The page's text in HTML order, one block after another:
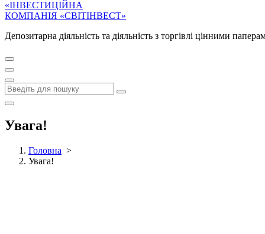
Депозитарна діяльність та діяльність з торгівлі цінними
Увага!
Головна >
Увага!